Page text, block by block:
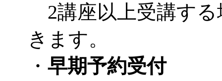
2講座以上受講する
きます。
・ 早期予約受付